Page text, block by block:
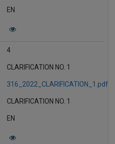
EN
4
CLARIFICATION NO. 1
316_2022_CLARIFICATION_1.pdf
CLARIFICATION NO. 1
EN